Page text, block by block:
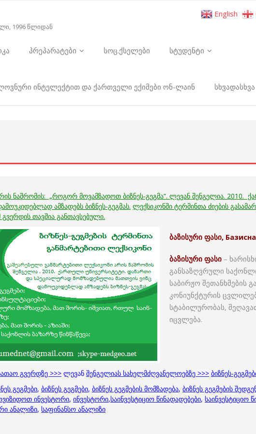
1996 წლიდან
პრეპარატები სოც.ქსელები სტუდენტი
ინტელექტით და ქართველი ექიმები ონ-ლაინ სხვადასხვა
ნაშრომის: „როგორ მოვამზადოთ ბიზნეს-გეგმა“. ლევან შენგელია. 2010.
ამზადებს ბიზნეს-გეგმას. ლექსიკონში ტერმინთა ძიების
თავშია განთავსებული.
ბაზისური ფასი,
ბაზისური ფასი –
განსაზღვრული
საბირჟო შეთანხმების
კონიუნქტურის
სტაბილურობას,
იცვლება.
გვერდზე >>> ლევან შენგელიას სახელმძღვანელოებზე >>> ბიზნეს-
გეგმები, ბიზნეს გეგმები, ბიზნეს გეგმების მომზადება, ბიზნეს გეგმების
ინვესტორი, ინვესტორი,საინვესტიციო წინადადებები, საინვესტიციო
ანალიზი, საფინანსო ანალიზი
English